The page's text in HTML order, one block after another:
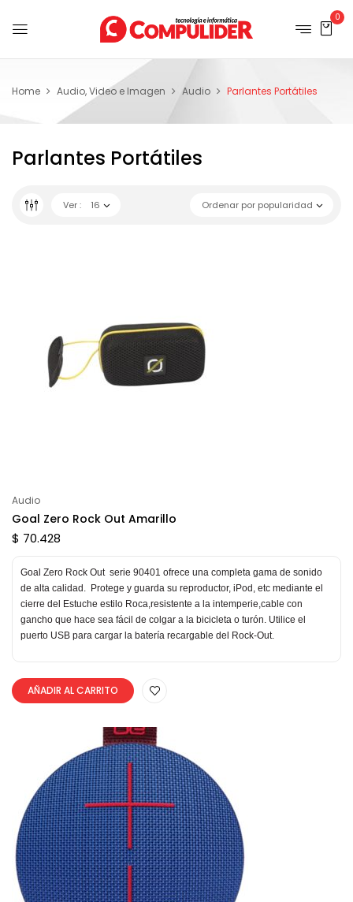
0
Home Audio, Video e Imagen Audio Parlantes Portátiles
Parlantes Portátiles
Ordenar por popularidad
Ver : 16
Audio
Goal Zero Rock Out Amarillo
$ 70.428
Goal Zero Rock Out serie 90401 ofrece una completa gama de sonido
de alta calidad. Protege y guarda su reproductor, iPod, etc mediante el
cierre del Estuche estilo Roca,resistente a la intemperie,cable con
gancho que hace sea fácil de colgar a la bicicleta o turón. Utilice el
puerto USB para cargar la batería recargable del Rock-Out.
AÑADIR AL CARRITO